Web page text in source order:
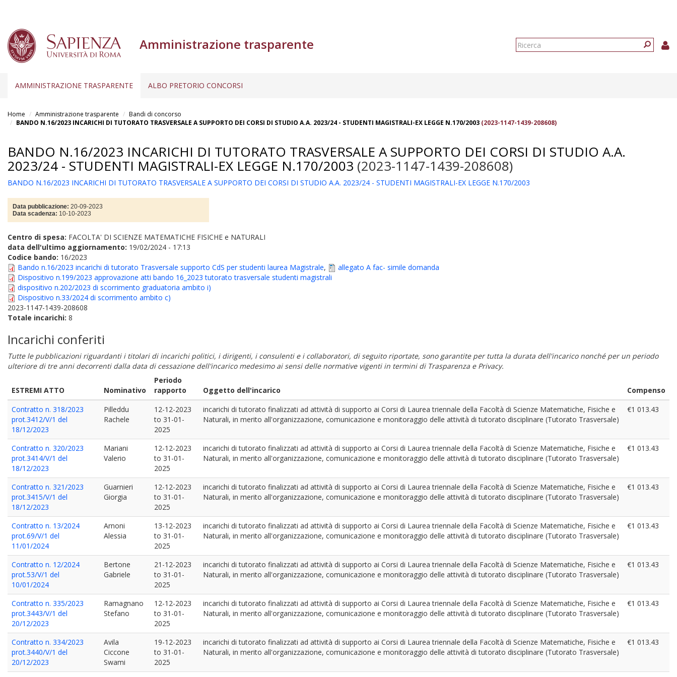
contenuto
Amministrazione trasparente
Form
AMMINISTRAZIONE TRASPARENTE ALBO PRETORIO CONCORSI
Home Amministrazione trasparente
Bandi di concorso
BANDO N.16/2023 INCARICHI DI TUTORATO TRASVERSALE A SUPPORTO DEI CORSI DI STUDIO A.A. 2023/24 - STUDENTI MAGISTRALI-EX LEGGE N.170/2003 (2023-1147-1439-208608)
BANDO N.16/2023 INCARICHI DI TUTORATO TRASVERSALE A SUPPORTO DEI CORSI DI STUDIO A.A.
2023/24 - STUDENTI MAGISTRALI-EX LEGGE N.170/2003 (2023-1147-1439-208608)
BANDO N.16/2023 INCARICHI DI TUTORATO TRASVERSALE A SUPPORTO DEI CORSI DI STUDIO A.A. 2023/24 - STUDENTI MAGISTRALI-EX LEGGE N.170/2003
Data pubblicazione: 20-09-2023
Data scadenza: 10-10-2023
Centro di spesa: FACOLTA' DI SCIENZE MATEMATICHE FISICHE e NATURALI
data dell'ultimo aggiornamento: 19/02/2024 - 17:13
Codice bando: 16/2023
Bando n.16/2023 incarichi di tutorato Trasversale supporto CdS per studenti laurea Magistrale,
allegato A fac- simile domanda
Dispositivo n.199/2023 approvazione atti bando 16_2023 tutorato trasversale studenti magistrali
dispositivo n.202/2023 di scorrimento graduatoria ambito i)
Dispositivo n.33/2024 di scorrimento ambito c)
2023-1147-1439-208608
Totale incarichi: 8
Incarichi conferiti
Tutte le pubblicazioni riguardanti i titolari di incarichi politici, i dirigenti, i consulenti e i collaboratori, di seguito riportate, sono garantite per tutta la durata dell'incarico nonché per un periodo
ulteriore di tre anni decorrenti dalla data di cessazione dell'incarico medesimo ai sensi delle normative vigenti in termini di Trasparenza e Privacy.
ESTREMI ATTO Nominativo
Periodo
rapporto
Oggetto dell'incarico
Compenso
Contratto n. 318/2023
prot.3412/V/1 del
18/12/2023
Pilleddu
Rachele
12-12-2023
to 31-01-
2025
incarichi di tutorato finalizzati ad attività di supporto ai Corsi di Laurea triennale della Facoltà di Scienze Matematiche, Fisiche e
Naturali, in merito all'organizzazione, comunicazione e monitoraggio delle attività di tutorato disciplinare (Tutorato Trasversale)
€1 013.43
Contratto n. 320/2023
prot.3414/V/1 del
18/12/2023
Mariani
Valerio
12-12-2023
to 31-01-
2025
incarichi di tutorato finalizzati ad attività di supporto ai Corsi di Laurea triennale della Facoltà di Scienze Matematiche, Fisiche e
Naturali, in merito all'organizzazione, comunicazione e monitoraggio delle attività di tutorato disciplinare (Tutorato Trasversale)
€1 013.43
Contratto n. 321/2023
prot.3415/V/1 del
18/12/2023
Guarnieri
Giorgia
12-12-2023
to 31-01-
2025
incarichi di tutorato finalizzati ad attività di supporto ai Corsi di Laurea triennale della Facoltà di Scienze Matematiche, Fisiche e
Naturali, in merito all'organizzazione, comunicazione e monitoraggio delle attività di tutorato disciplinare (Tutorato Trasversale)
€1 013.43
Contratto n. 13/2024
prot.69/V/1 del
11/01/2024
Arnoni
Alessia
13-12-2023
to 31-01-
2025
incarichi di tutorato finalizzati ad attività di supporto ai Corsi di Laurea triennale della Facoltà di Scienze Matematiche, Fisiche e
Naturali, in merito all'organizzazione, comunicazione e monitoraggio delle attività di tutorato disciplinare (Tutorato Trasversale)
€1 013.43
Contratto n. 12/2024
prot.53/V/1 del
10/01/2024
Bertone
Gabriele
21-12-2023
to 31-01-
2025
incarichi di tutorato finalizzati ad attività di supporto ai Corsi di Laurea triennale della Facoltà di Scienze Matematiche, Fisiche e
Naturali, in merito all'organizzazione, comunicazione e monitoraggio delle attività di tutorato disciplinare (Tutorato Trasversale)
€1 013.43
Contratto n. 335/2023
prot.3443/V/1 del
20/12/2023
Ramagnano
Stefano
12-12-2023
to 31-01-
2025
incarichi di tutorato finalizzati ad attività di supporto ai Corsi di Laurea triennale della Facoltà di Scienze Matematiche, Fisiche e
Naturali, in merito all'organizzazione, comunicazione e monitoraggio delle attività di tutorato disciplinare (Tutorato Trasversale)
€1 013.43
Contratto n. 334/2023
prot.3440/V/1 del
20/12/2023
Avila
Ciccone
Swami
19-12-2023
to 31-01-
2025
incarichi di tutorato finalizzati ad attività di supporto ai Corsi di Laurea triennale della Facoltà di Scienze Matematiche, Fisiche e
Naturali, in merito all'organizzazione, comunicazione e monitoraggio delle attività di tutorato disciplinare (Tutorato Trasversale)
€1 013.43